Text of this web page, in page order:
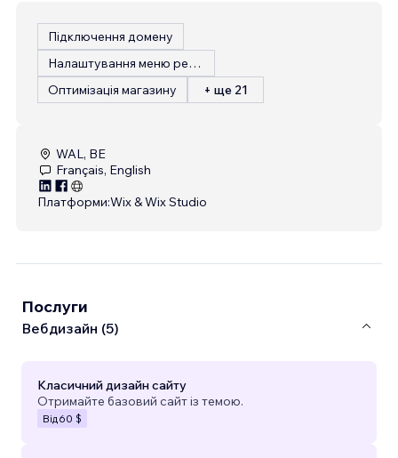
Підключення домену
Налаштування меню ресторану
Оптимізація магазину
+ ще 21
WAL, BE
Français, English
Платформи:Wix & Wix Studio
Послуги
Вебдизайн (5)
Класичний дизайн сайту
Отримайте базовий сайт із темою.
Від 60 $